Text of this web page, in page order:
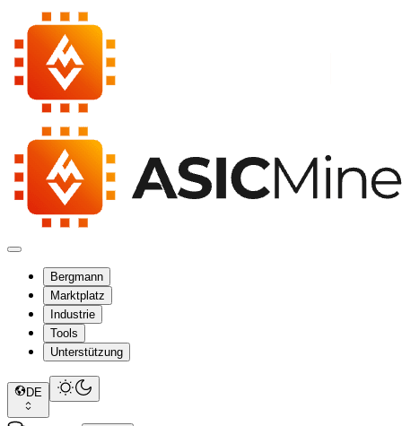
Bergmann
Marktplatz
Industrie
Tools
Unterstützung
DE